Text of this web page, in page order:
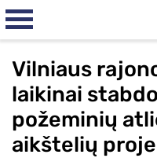
Vilniaus
laikinai
požeminių
aikštelių